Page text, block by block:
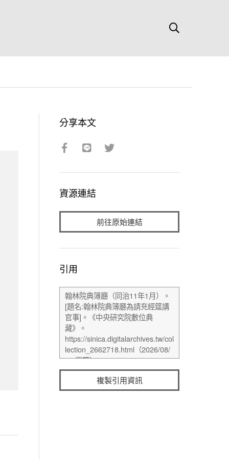
分享本文
資源連結
前往原始連結
引用
複製引用資訊